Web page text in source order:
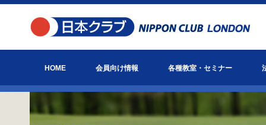
HOME 会員向け情報
お知らせ
日本クラブ主催イベント情報
会報「びっぐべん」
英国ヘルスケア通信
お役立ち情報
日本クラブとは？
アクセス
各種教室・セミナー